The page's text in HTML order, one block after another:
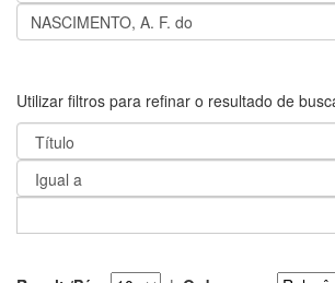
Utilizar filtros para refinar o resultado de